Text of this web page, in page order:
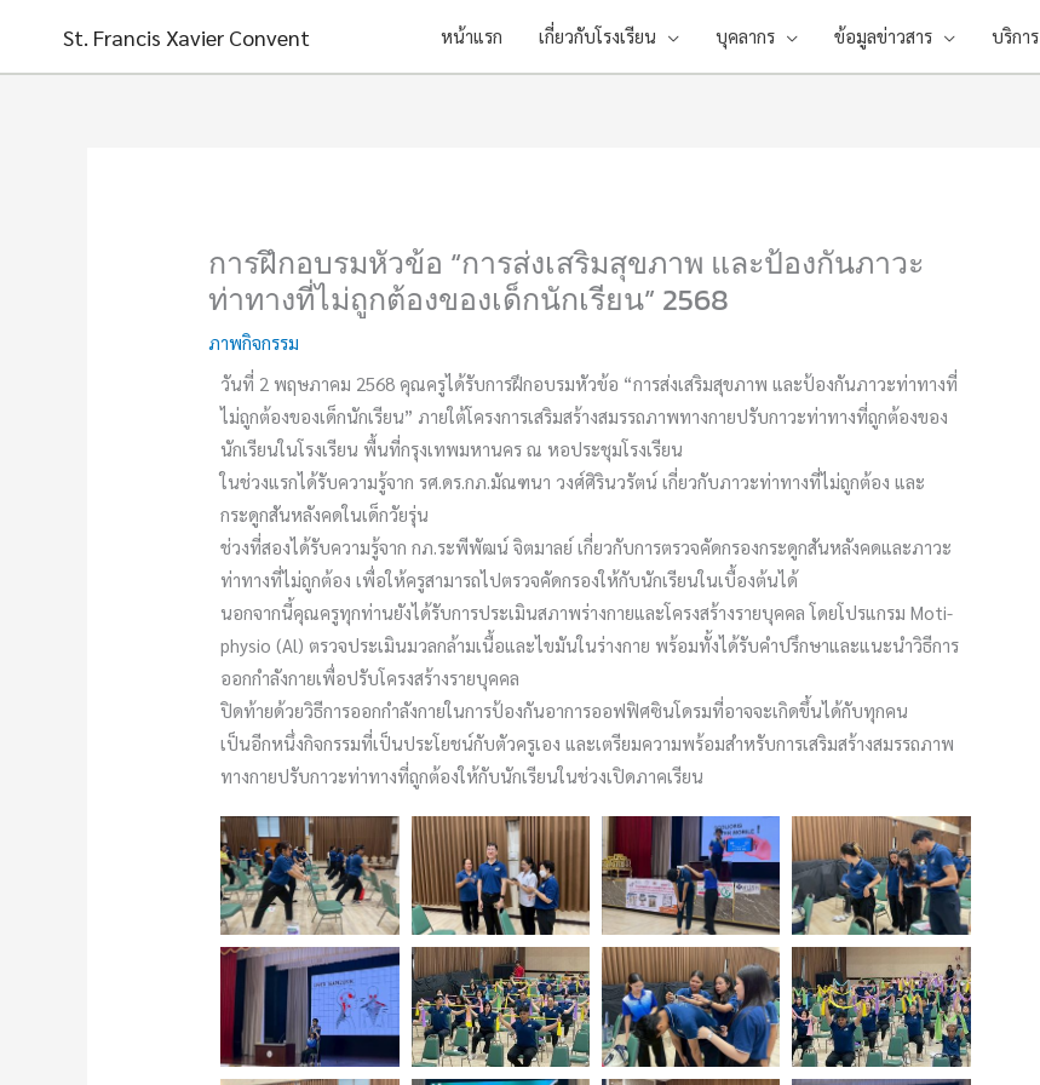
content
St. Francis Xavier Convent หน้าแรก เกี่ยวกับโรงเรียน บุคลากร ข้อมูลข่าวสาร บริการ
การฝึกอบรมหัวข้อ “การส่งเสริมสุขภาพ และป้องกันภาวะ
ท่าทางที่ไม่ถูกต้องของเด็กนักเรียน” 2568
ภาพกิจกรรม
วันที่ 2 พฤษภาคม 2568 คุณครูได้รับการฝึกอบรมหัวข้อ “การส่งเสริมสุขภาพ และป้องกันภาวะท่าทางที่
ไม่ถูกต้องของเด็กนักเรียน” ภายใต้โครงการเสริมสร้างสมรรถภาพทางกายปรับกาวะท่าทางที่ถูกต้องของ
นักเรียนในโรงเรียน พื้นที่กรุงเทพมหานคร ณ หอประชุมโรงเรียน
ในช่วงแรกได้รับความรู้จาก รศ.ดร.กภ.มัณฑนา วงศ์ศิรินวรัตน์ เกี่ยวกับภาวะท่าทางที่ไม่ถูกต้อง และ
กระดูกสันหลังคดในเด็กวัยรุ่น
ช่วงที่สองได้รับความรู้จาก กภ.ระพีพัฒน์ จิตมาลย์ เกี่ยวกับการตรวจคัดกรองกระดูกสันหลังคดและภาวะ
ท่าทางที่ไม่ถูกต้อง เพื่อให้ครูสามารถไปตรวจคัดกรองให้กับนักเรียนในเบื้องต้นได้
นอกจากนี้คุณครูทุกท่านยังได้รับการประเมินสภาพร่างกายและโครงสร้างรายบุคคล โดยโปรแกรม Moti-
physio (Al) ตรวจประเมินมวลกล้ามเนื้อและไขมันในร่างกาย พร้อมทั้งได้รับคำปรึกษาและแนะนำวิธีการ
ออกกำลังกายเพื่อปรับโครงสร้างรายบุคคล
ปิดท้ายด้วยวิธีการออกกำลังกายในการป้องกันอาการออฟฟิศซินโดรมที่อาจจะเกิดขึ้นได้กับทุกคน
เป็นอีกหนึ่งกิจกรรมที่เป็นประโยชน์กับตัวครูเอง และเตรียมความพร้อมสำหรับการเสริมสร้างสมรรถภาพ
ทางกายปรับกาวะท่าทางที่ถูกต้องให้กับนักเรียนในช่วงเปิดภาคเรียน